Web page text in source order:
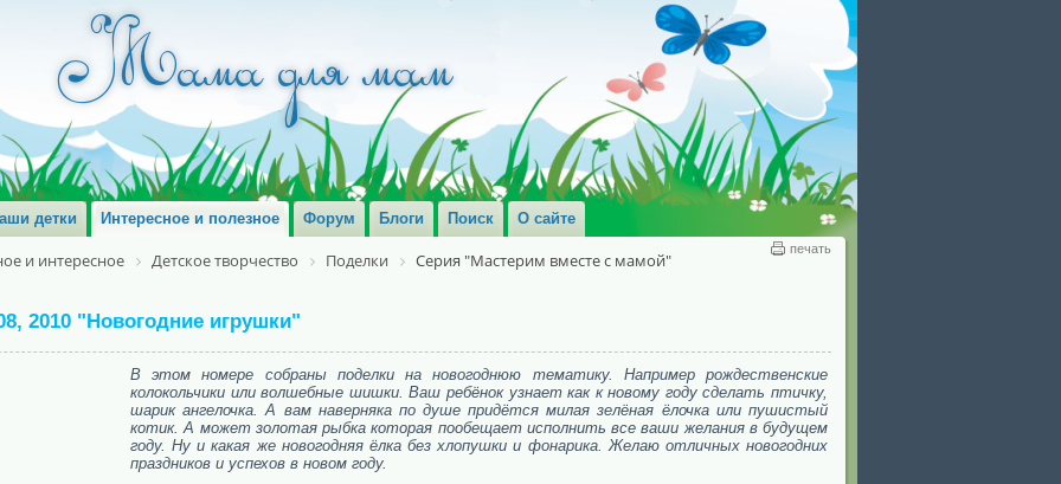
детки Интересное и полезное Форум Блоги Поиск О сайте
печать
и интересное Детское творчество Поделки Серия "Мастерим вместе с мамой"
2010 "Новогодние игрушки"
В этом номере собраны поделки на новогоднюю тематику. Например рождественские
колокольчики или волшебные шишки. Ваш ребёнок узнает как к новому году сделать птичку,
шарик ангелочка. А вам наверняка по душе придётся милая зелёная ёлочка или пушистый
котик. А может золотая рыбка которая пообещает исполнить все ваши желания в будущем
году. Ну и какая же новогодняя ёлка без хлопушки и фонарика. Желаю отличных новогодних
праздников и успехов в новом году.